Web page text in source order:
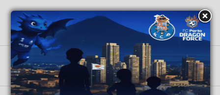
ΑΡΧΙΚΗ ΕΙΔΗΣΕΙΣ ΕΘΝΙΚΕΣ ΟΜΑΔΕΣ
ΑΚΑΔΗΜΙΕΣ
GRASSROOTS
ΒΑΘΜΟΛΟΓΙΕΣ